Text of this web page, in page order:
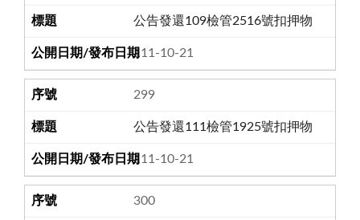
公告發還109檢管2516號扣押物
111-10-21
299
公告發還111檢管1925號扣押物
111-10-21
300